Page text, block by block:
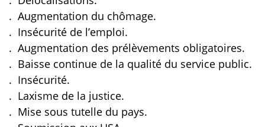
. Augmentation du chômage.
. Insécurité de l’emploi.
. Augmentation des prélèvements obligatoires.
. Baisse continue de la qualité du service public.
. Insécurité.
. Laxisme de la justice.
. Mise sous tutelle du pays.